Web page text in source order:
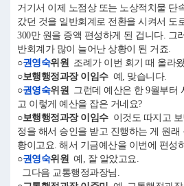
거기서 이제 노점상 또는 노상적치물 단
갔던 것을 일반회계로 전환을 시켜서 도
300만 원을 증액 편성하게 된 겁니다. 그
반회계가 많이 늘어난 상황이 된 거죠.
○권영숙위원 조례가 이번 회기 때 올라
○보행행정과장 이임수예, 맞습니다.
○권영숙위원 그런데 예산은 한 9월부터
고 이렇게 예산을 잡은 거네요?
○보행행정과장 이임수이것도 따지고 보
정을 해서 승인을 받고 진행하는 게 원
황이고요. 해서 기금예산을 이번에 편성
○권영숙위원 예, 잘 알았고요.
그다음 교통행정과장님.